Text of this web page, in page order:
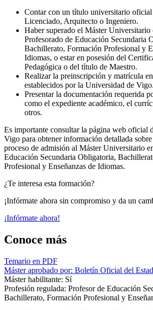
Contar con un título universitario oficial
Licenciado, Arquitecto o Ingeniero.
Haber superado el Máster
Profesorado de Educación Secundaria
Bachillerato, Formación Profesional y
Idiomas, o estar en posesión del
Pedagógica o del título de Maestro.
Realizar la preinscripción y matrícula
establecidos por la Universidad de Vigo.
Presentar la documentación requerida
como el expediente académico, el
otros.
Es importante consultar la página web oficial
Vigo para obtener información detallada
proceso de admisión al Máster Universitario
Educación Secundaria Obligatoria,
Profesional y Enseñanzas de Idiomas.
¿Te interesa esta formación?
¡Infórmate ahora sin compromiso y da un
¡Infórmate ahora!
Conoce más
Temario en PDF
Máster aprobado por: Boletín Oficial del
Máster habilitante: Sí
Profesión regulada: Profesor de Educación
Bachillerato, Formación Profesional y